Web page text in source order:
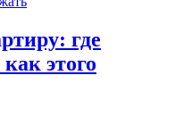
где
этого